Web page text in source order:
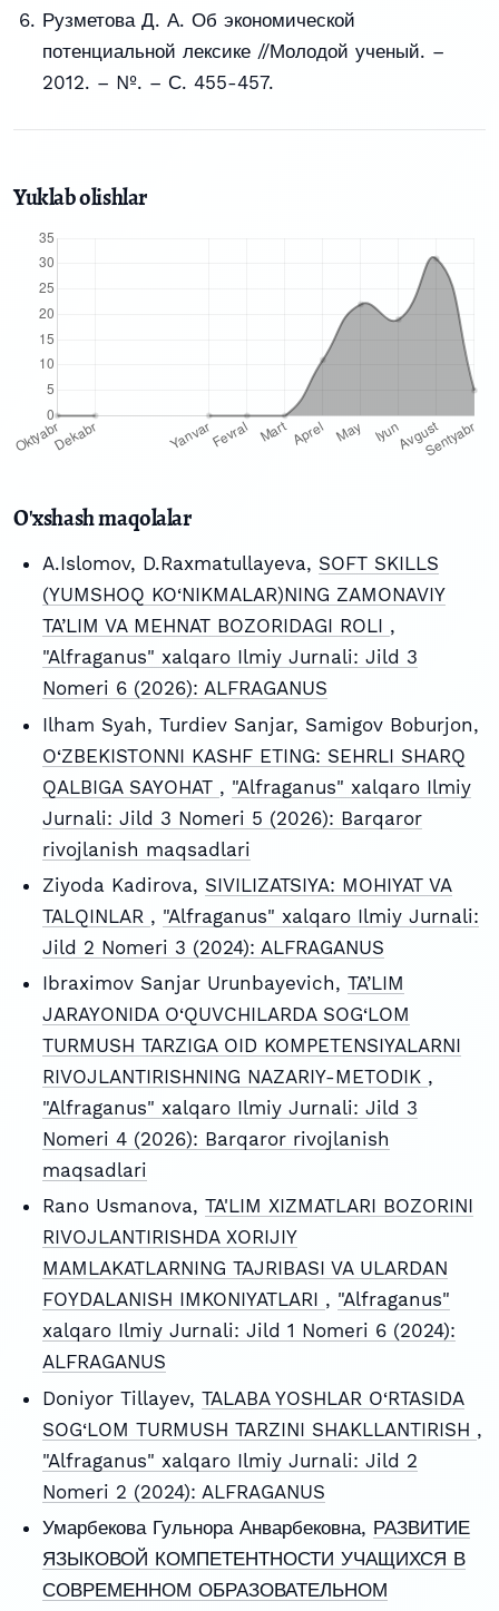
Рузметова Д. А. Об экономической
потенциальной лексике //Молодой ученый. –
2012. – №. – С. 455-457.
Yuklab olishlar
O'xshash maqolalar
A.Islomov, D.Raxmatullayeva, SOFT SKILLS
(YUMSHOQ KO‘NIKMALAR)NING ZAMONAVIY
TA’LIM VA MEHNAT BOZORIDAGI ROLI ,
"Alfraganus" xalqaro Ilmiy Jurnali: Jild 3
Nomeri 6 (2026): ALFRAGANUS
Ilham Syah, Turdiev Sanjar, Samigov Boburjon,
O‘ZBEKISTONNI KASHF ETING: SEHRLI SHARQ
QALBIGA SAYOHAT , "Alfraganus" xalqaro Ilmiy
Jurnali: Jild 3 Nomeri 5 (2026): Barqaror
rivojlanish maqsadlari
Ziyoda Kadirova, SIVILIZATSIYA: MOHIYAT VA
TALQINLAR , "Alfraganus" xalqaro Ilmiy Jurnali:
Jild 2 Nomeri 3 (2024): ALFRAGANUS
Ibraximov Sanjar Urunbayevich, TA’LIM
JARAYONIDA O‘QUVCHILARDA SOG‘LOM
TURMUSH TARZIGA OID KOMPETENSIYALARNI
RIVOJLANTIRISHNING NAZARIY-METODIK ,
"Alfraganus" xalqaro Ilmiy Jurnali: Jild 3
Nomeri 4 (2026): Barqaror rivojlanish
maqsadlari
Rano Usmanova, TA'LIM XIZMATLARI BOZORINI
RIVOJLANTIRISHDA XORIJIY
MAMLAKATLARNING TAJRIBASI VA ULARDAN
FOYDALANISH IMKONIYATLARI , "Alfraganus"
xalqaro Ilmiy Jurnali: Jild 1 Nomeri 6 (2024):
ALFRAGANUS
Doniyor Tillayev, TALABA YOSHLAR O‘RTASIDA
SOG‘LOM TURMUSH TARZINI SHAKLLANTIRISH ,
"Alfraganus" xalqaro Ilmiy Jurnali: Jild 2
Nomeri 2 (2024): ALFRAGANUS
Умарбекова Гульнора Анварбековна, РАЗВИТИЕ
ЯЗЫКОВОЙ КОМПЕТЕНТНОСТИ УЧАЩИХСЯ В
СОВРЕМЕННОМ ОБРАЗОВАТЕЛЬНОМ